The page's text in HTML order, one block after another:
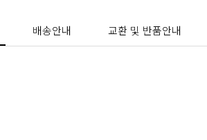
배송안내 교환 및 반품안내